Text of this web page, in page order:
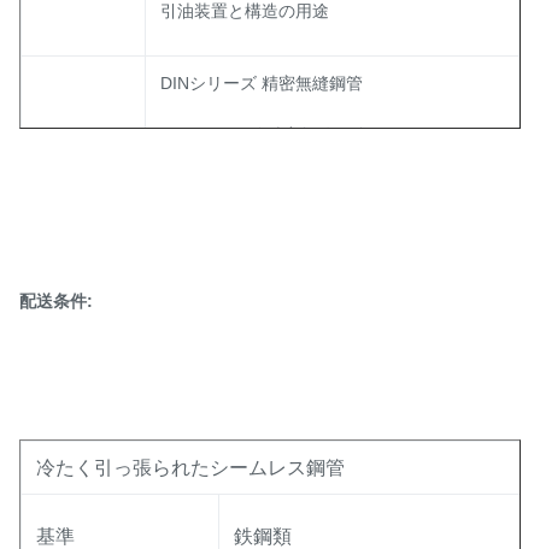
引油装置と構造の用途
DINシリーズ 精密無縫鋼管
DIN シリーズ 精密無縫鋼管
メイン
冷たい曲線で歪みがない.
配送条件:
冷たく引っ張られたシームレス鋼管
基準 鉄鋼類